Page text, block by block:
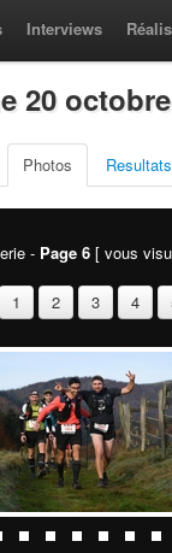
Interviews
20
Photos Resultats
- Page 6[ vous
1 2 3 4